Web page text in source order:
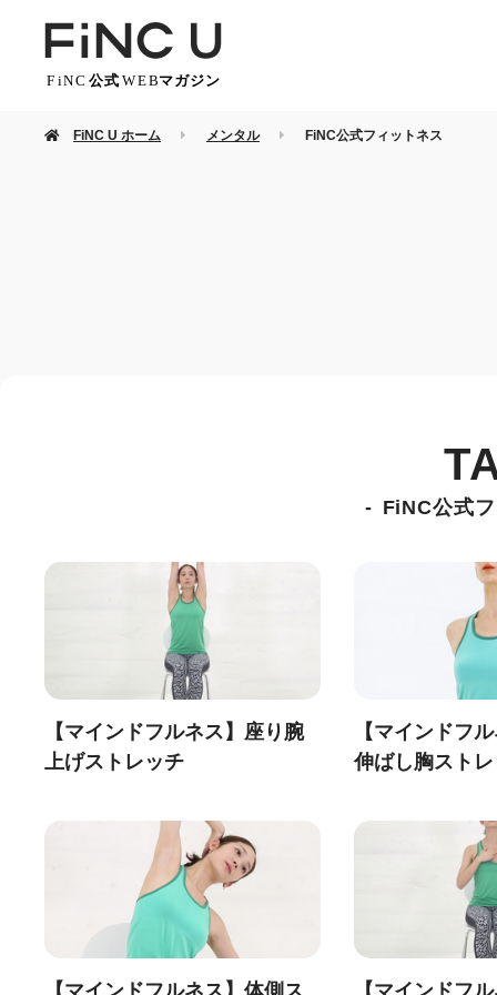
FiNC U ホーム メンタル FiNC公式フィットネス
FiNC公式
【マインドフルネス】座り腕
上げストレッチ
【マインドフ
伸ばし胸スト